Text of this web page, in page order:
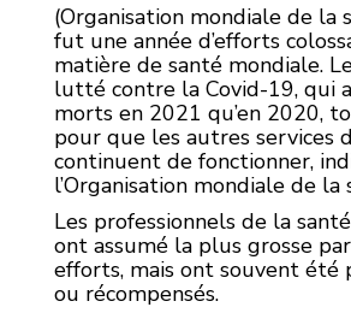
(Organisation mondiale de la
fut une année d’efforts
matière de santé mondiale.
lutté contre la Covid-19, qui
morts en 2021 qu’en 2020,
pour que les autres services
continuent de fonctionner,
l’Organisation mondiale de la
Les professionnels de la
ont assumé la plus grosse
efforts, mais ont souvent été
ou récompensés.